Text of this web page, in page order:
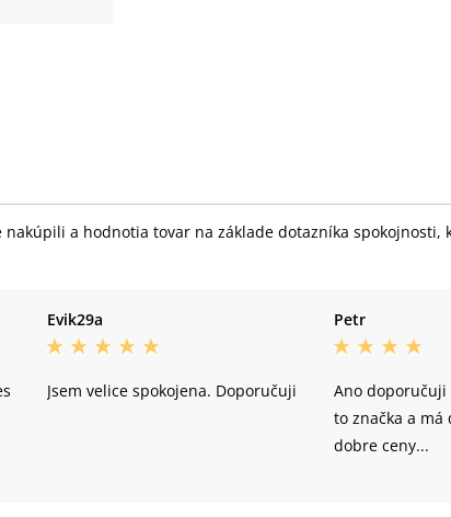
a hodnotia tovar na základe dotazníka
Evik29a
Jsem velice spokojena. Doporučuji
Petr
Ano
to značka a
dobre ceny...